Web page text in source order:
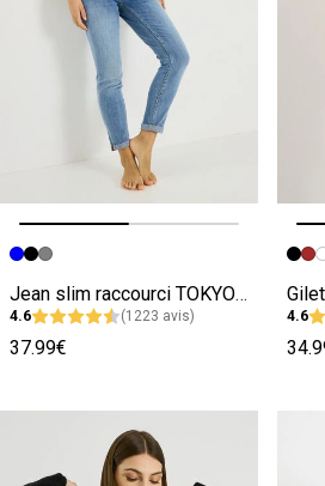
Image précédente
Image suivante
Jean slim raccourci TOKYO R01 femme
4.6 (1223 avis)
37.99€
4.6